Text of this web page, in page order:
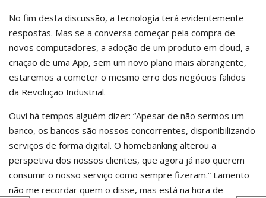
No fim desta discussão, a tecnologia terá evidentemente
respostas. Mas se a conversa começar pela compra de
novos computadores, a adoção de um produto em cloud, a
criação de uma App, sem um novo plano mais abrangente,
estaremos a cometer o mesmo erro dos negócios falidos
da Revolução Industrial.
Ouvi há tempos alguém dizer: “Apesar de não sermos um
banco, os bancos são nossos concorrentes, disponibilizando
serviços de forma digital. O homebanking alterou a
perspetiva dos nossos clientes, que agora já não querem
consumir o nosso serviço como sempre fizeram.” Lamento
não me recordar quem o disse, mas está na hora de